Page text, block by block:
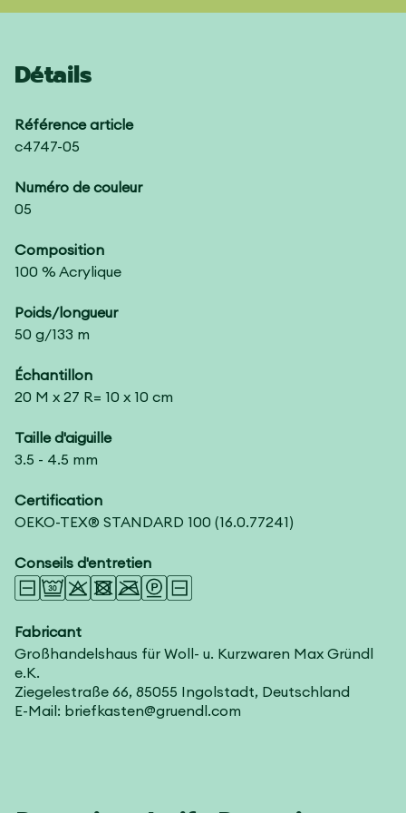
Détails
Référence article
c4747-05
Numéro de couleur
05
Composition
100 % Acrylique
Poids/longueur
50 g/133 m
Échantillon
20 M x 27 R= 10 x 10 cm
Taille d'aiguille
3.5 - 4.5 mm
Certification
OEKO-TEX® STANDARD 100 (16.0.77241)
Conseils d'entretien
Fabricant
Großhandelshaus für Woll- u. Kurzwaren Max Gründl
e.K.
Ziegelestraße 66, 85055 Ingolstadt, Deutschland
E-Mail: briefkasten@gruendl.com